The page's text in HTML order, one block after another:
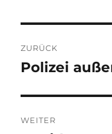
ZURÜCK
Vorheriger
Polizei
WEITER